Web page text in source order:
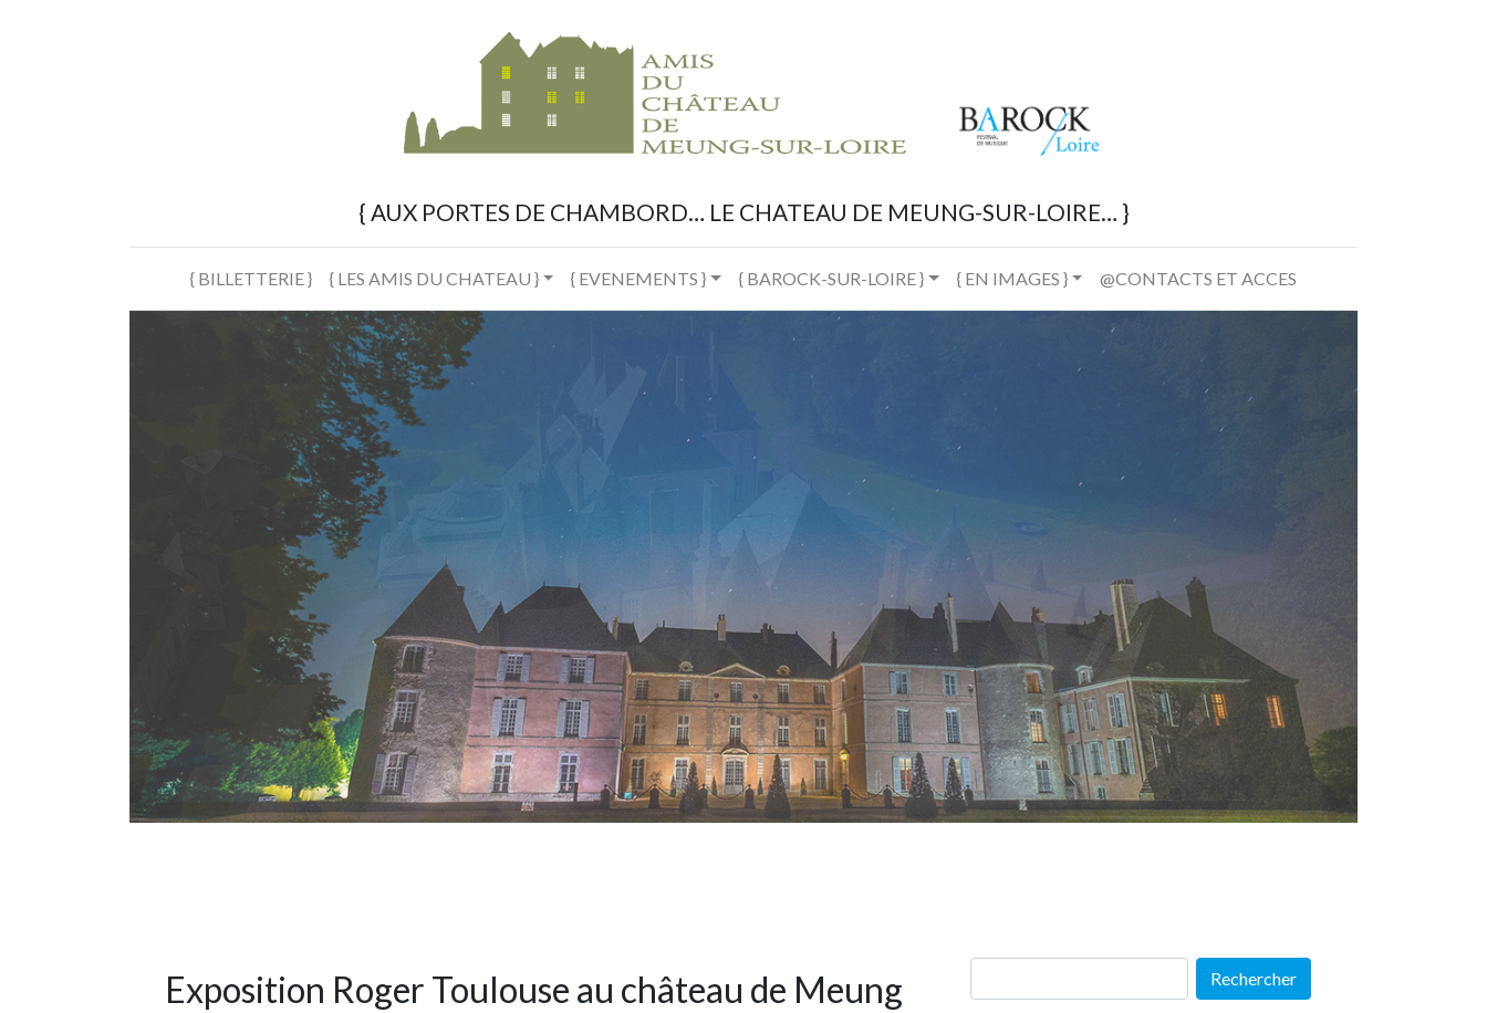
{ AUX PORTES DE CHAMBORD… LE CHATEAU DE MEUNG-SUR-LOIRE… }
{ BILLETTERIE } { LES AMIS DU CHATEAU } { EVENEMENTS } { BAROCK-SUR-LOIRE } { EN IMAGES } @CONTACTS ET ACCES
Exposition Roger Toulouse au château de Meung